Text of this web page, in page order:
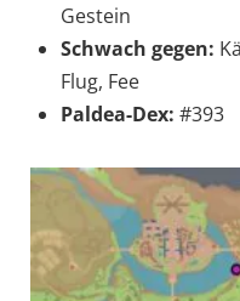
Gestein
Schwach gegen:
Flug, Fee
Paldea-Dex: #393